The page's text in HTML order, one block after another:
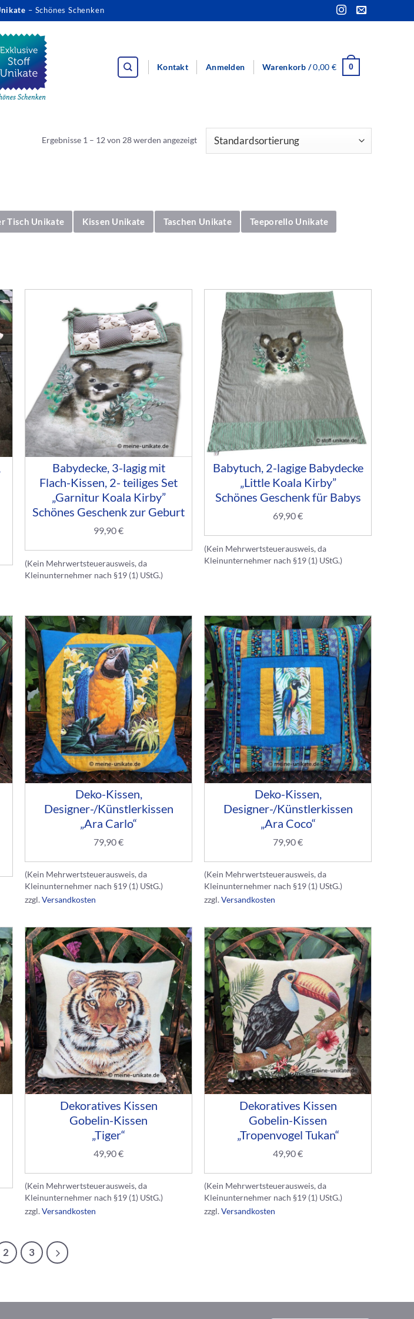
– Schönes Schenken
Kontakt Anmelden Warenkorb /0,00 € 0
Ergebnisse 1 – 12 von 28 werden angezeigt
Tisch Unikate Kissen Unikate Taschen Unikate Teeporello Unikate
Babydecke, 3-lagig mit
Flach-Kissen, 2- teiliges Set
„Garnitur Koala Kirby”
Schönes Geschenk zur Geburt
99,90€
(Kein Mehrwertsteuerausweis, da
Kleinunternehmer nach §19 (1) UStG.)
Babytuch, 2-lagige Babydecke
„Little Koala Kirby”
Schönes Geschenk für Babys
69,90€
(Kein Mehrwertsteuerausweis, da
Kleinunternehmer nach §19 (1) UStG.)
Deko-Kissen,
Designer-/Künstlerkissen
„Ara Carlo“
79,90€
(Kein Mehrwertsteuerausweis, da
Kleinunternehmer nach §19 (1) UStG.)
zzgl.Versandkosten
Deko-Kissen,
Designer-/Künstlerkissen
„Ara Coco“
79,90€
(Kein Mehrwertsteuerausweis, da
Kleinunternehmer nach §19 (1) UStG.)
zzgl.Versandkosten
Dekoratives Kissen
Gobelin-Kissen
„Tiger“
49,90€
(Kein Mehrwertsteuerausweis, da
Kleinunternehmer nach §19 (1) UStG.)
zzgl.Versandkosten
Dekoratives Kissen
Gobelin-Kissen
„Tropenvogel Tukan“
49,90€
(Kein Mehrwertsteuerausweis, da
Kleinunternehmer nach §19 (1) UStG.)
zzgl.Versandkosten
2 3